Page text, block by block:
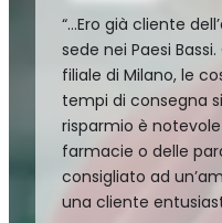
“…Ero già cliente
sede nei Paesi
filiale di Milano, le
tempi di consegna
risparmio è
farmacie o delle
consigliato ad
una cliente